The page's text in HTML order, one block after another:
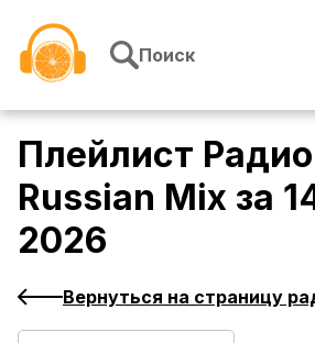
Поиск
Плейлист
Russian Mix за
2026
Вернуться на страницу